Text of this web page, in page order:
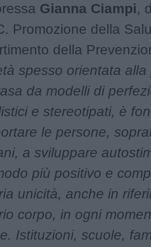
Gianna Ciampi,
Promozione della
della
spesso orientata
da modelli di
e stereotipati, è
le persone,
a sviluppare
più positivo e
unicità, anche in
corpo, in ogni
Istituzioni, scuole,